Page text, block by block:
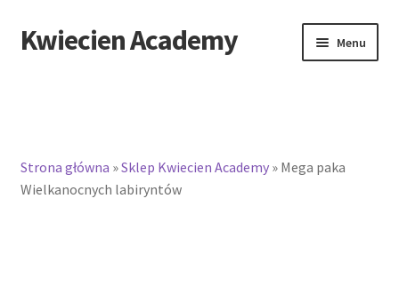
Przejdź
do
Przejdź
do
Kwiecien Academy Menu
Strona główna »Sklep Kwiecien Academy» Mega paka
Wielkanocnych labiryntów